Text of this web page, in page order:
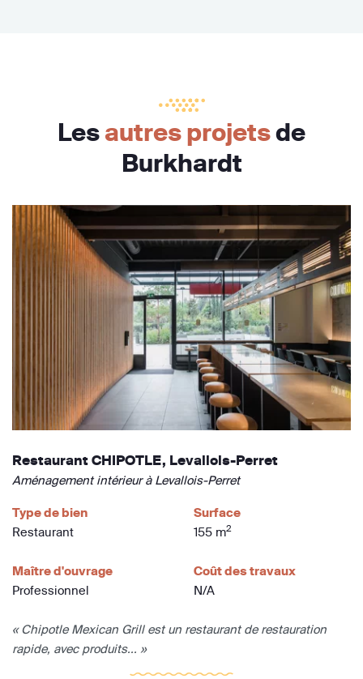
Lesautres projetsde
Burkhardt
Restaurant CHIPOTLE, Levallois-Perret
Aménagement intérieur à Levallois-Perret
Type de bien
Restaurant
Surface
155 m2
Maître d'ouvrage
Professionnel
Coût des travaux
N/A
« Chipotle Mexican Grill est un restaurant de restauration
rapide, avec produits... »